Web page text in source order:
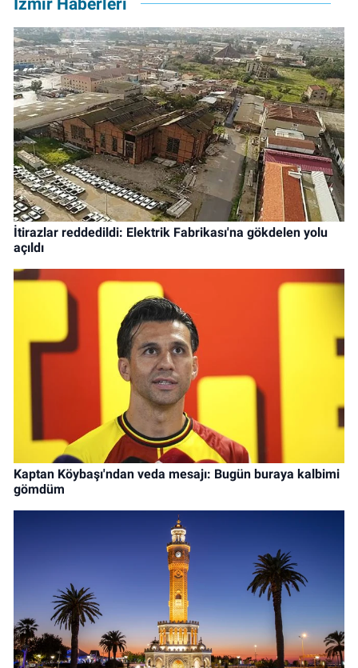
İtirazlar reddedildi: Elektrik Fabrikası'na gökdelen yolu
açıldı
Kaptan Köybaşı'ndan veda mesajı: Bugün buraya kalbimi
gömdüm